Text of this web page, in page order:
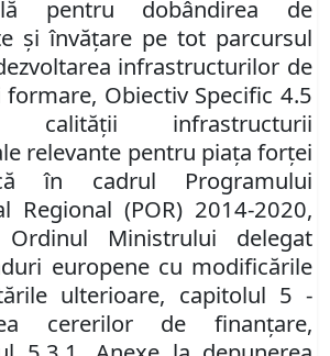
pentru dobândirea de
şi învăţare pe tot parcursul
infrastructurilor de
formare, Obiectiv Specific 4.5
calităţii infrastructurii
relevante pentru piaţa forţei
în cadrul Programului
Regional (POR) 2014-2020,
Ministrului delegat
europene cu modificările
ulterioare, capitolul 5 -
cererilor de finanţare,